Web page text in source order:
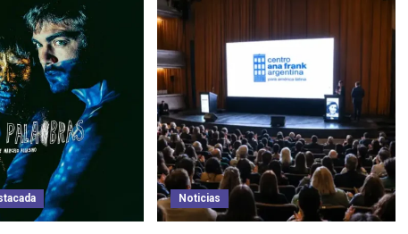
Noticias